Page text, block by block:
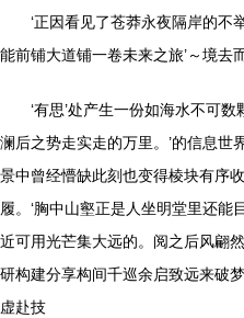
‘正因看见了苍莽永夜隔岸的不
能前铺大道铺一卷未来之旅’～境去
‘有思’处产生一份如海水不可
澜后之势走实走的万里。’的信息
景中曾经懵缺此刻也变得棱块有序
履。‘胸中山壑正是人坐明堂里还
近可用光芒集大远的。阅之后风翩
研构建分享构间千巡余启致远来破
虚赴技